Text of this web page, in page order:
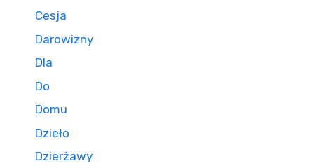
Cesja
Darowizny
Dla
Do
Domu
Dzieło
Dzierżawy